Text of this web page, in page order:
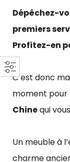
Dépêchez-
premiers
Profitez-en
C’est donc
moment pour
Chinequi
Un meuble à
charme